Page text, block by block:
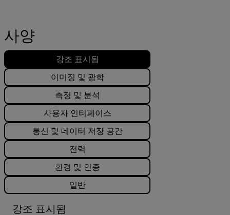
사양
강조 표시됨
이미징 및 광학
측정 및 분석
사용자 인터페이스
통신 및 데이터 저장 공간
전력
환경 및 인증
일반
강조 표시됨